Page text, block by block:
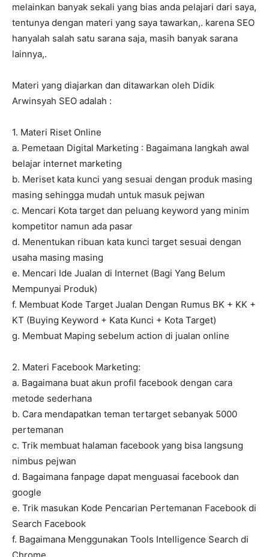
melainkan banyak sekali yang bias anda pelajari dari saya,
tentunya dengan materi yang saya tawarkan,. karena SEO
hanyalah salah satu sarana saja, masih banyak sarana
lainnya,.
Materi yang diajarkan dan ditawarkan oleh Didik
Arwinsyah SEO adalah :
1. Materi Riset Online
a. Pemetaan Digital Marketing : Bagaimana langkah awal
belajar internet marketing
b. Meriset kata kunci yang sesuai dengan produk masing
masing sehingga mudah untuk masuk pejwan
c. Mencari Kota target dan peluang keyword yang minim
kompetitor namun ada pasar
d. Menentukan ribuan kata kunci target sesuai dengan
usaha masing masing
e. Mencari Ide Jualan di Internet (Bagi Yang Belum
Mempunyai Produk)
f. Membuat Kode Target Jualan Dengan Rumus BK + KK +
KT (Buying Keyword + Kata Kunci + Kota Target)
g. Membuat Maping sebelum action di jualan online
2. Materi Facebook Marketing:
a. Bagaimana buat akun profil facebook dengan cara
metode sederhana
b. Cara mendapatkan teman tertarget sebanyak 5000
pertemanan
c. Trik membuat halaman facebook yang bisa langsung
nimbus pejwan
d. Bagaimana fanpage dapat menguasai facebook dan
google
e. Trik masukan Kode Pencarian Pertemanan Facebook di
Search Facebook
f. Bagaimana Menggunakan Tools Intelligence Search di